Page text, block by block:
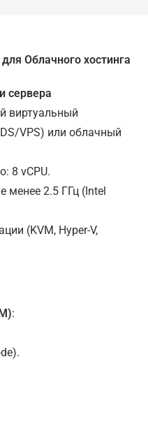
Облачного хостинга
сервера
виртуальный
VPS) или облачный
8 vCPU.
менее 2.5 ГГц (Intel
(KVM, Hyper-V,
: